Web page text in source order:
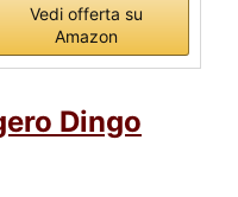
Vedi offerta su
Amazon
Dingo